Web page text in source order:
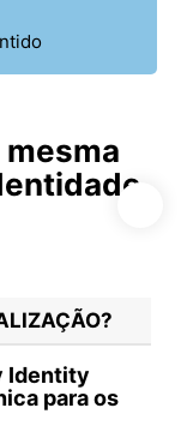
Identity
para os